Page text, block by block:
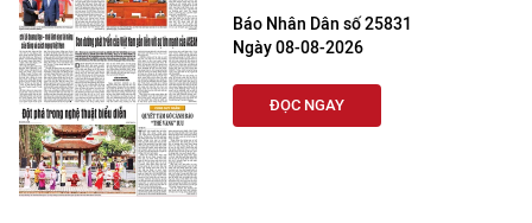
Báo Nhân Dân số 25831
Ngày 08-08-2026
ĐỌC NGAY